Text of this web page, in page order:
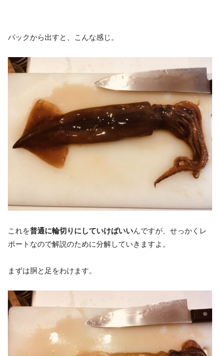
パックから出すと、こんな感じ。
これを普通に輪切りにしていけばいいんですが、せっかくレ
ポートなので解説のために分解していきますよ。
まずは胴と足をわけます。